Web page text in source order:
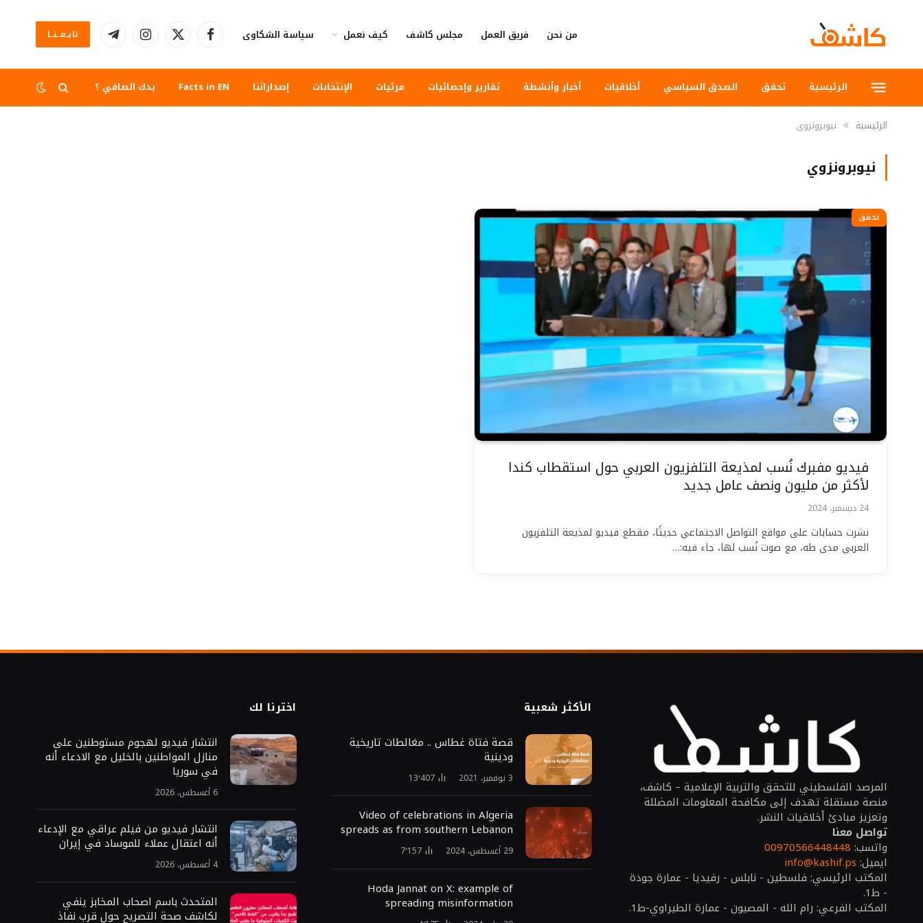
من نحن فريق العمل مجلس كاشف كيف نعمل سياسة الشكاوى فيسبوكX الانستغرامتيلقرام تابــعــنــا
الرئيسية تحقق الصدق السياسي أخلاقيات أخبار وأنشطة تقارير وإحصائيات مرئيات الإنتخابات إصداراتنا Facts in EN بدك الصافي ؟
الرئيسية » نيوبرونزوي
نيوبرونزوي
تحقق
فيديو مفبرك نُسب لمذيعة التلفزيون العربي حول استقطاب كندا
لأكثر من مليون ونصف عامل جديد
24 ديسمبر، 2024
نشرت حسابات على مواقع التواصل الاجتماعي حديثًا، مقطع فيديو لمذيعة التلفزيون
العربي مدى طه، مع صوت نُسب لها، جاء فيه:…
المرصد الفلسطيني للتحقق والتربية الإعلامية – كاشف،
منصة مستقلة تهدف إلى مكافحة المعلومات المضللة
وتعزيز مبادئ أخلاقيات النشر.
تواصل معنا
واتسب: 00970566448448
ايميل: info@kashif.ps
المكتب الرئيسي: فلسطين - نابلس - رفيديا - عمارة جودة
- ط1.
المكتب الفرعي: رام الله - المصيون - عمارة الطيراوي-ط1.
الأكثر شعبية
قصة فتاة غطاس .. مغالطات تاريخية
ودينية
3 نوفمبر، 2021 13٬407
Video of celebrations in Algeria
spreads as from southern Lebanon
29 أغسطس، 2024 7٬157
Hoda Jannat on X: example of
spreading misinformation
اخترنا لك
انتشار فيديو لهجوم مستوطنين على
منازل المواطنين بالخليل مع الادعاء أنه
في سوريا
6 أغسطس، 2026
انتشار فيديو من فيلم عراقي مع الإدعاء
أنه اعتقال عملاء للموساد في إيران
4 أغسطس، 2026
المتحدث باسم اصحاب المخابز ينفي
لكاشف صحة التصريح حول قرب نفاذ